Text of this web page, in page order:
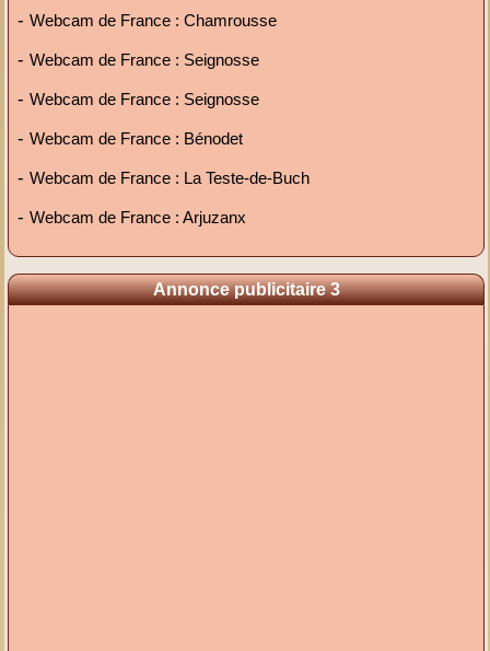
-Webcam de France : Chamrousse
-Webcam de France : Seignosse
-Webcam de France : Seignosse
-Webcam de France : Bénodet
-Webcam de France : La Teste-de-Buch
-Webcam de France : Arjuzanx
Annonce publicitaire 3